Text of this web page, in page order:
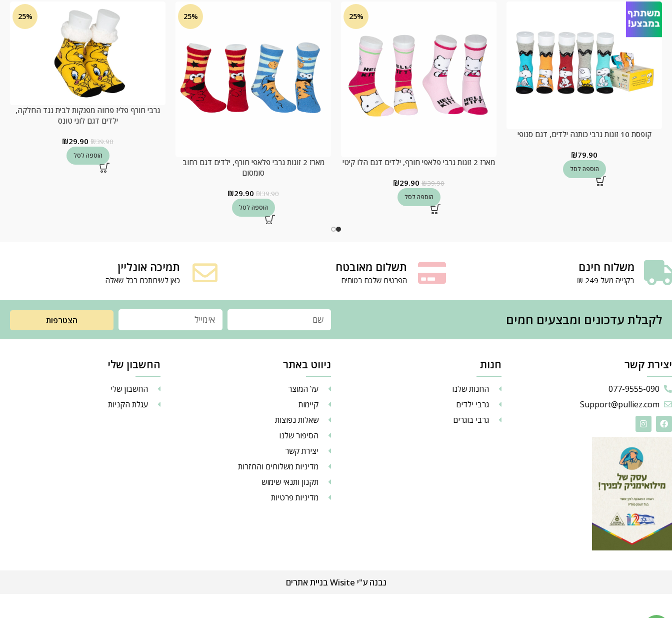
קופסת 10 זוגות גרבי כותנה ילדים, דגם סנופי
₪79.90
הוספה לסל
25%
מארז 2 זוגות גרבי פלאפי חורף, ילדים דגם הלו קיטי
₪39.90
₪29.90
הוספה לסל
25%
מארז 2 זוגות גרבי פלאפי חורף, ילדים דגם רחוב
סומסום
₪39.90
₪29.90
הוספה לסל
25%
גרבי חורף פליז פרווה מפנקות לבית נגד החלקה,
ילדים דגם לוני טונס
₪39.90
₪29.90
הוספה לסל
משלוח חינם
בקנייה מעל 249 ₪
תשלום מאובטח
הפרטים שלכם בטוחים
תמיכה אונליין
כאן לשירותכם בכל שאלה
לקבלת עדכונים ומבצעים חמים הצטרפות
יצירת קשר
077-9555-090
Support@pulliez.com
חנות
החנות שלנו
גרבי ילדים
גרבי בוגרים
ניווט באתר
על המוצר
קיימות
שאלות נפוצות
הסיפור שלנו
יצירת קשר
מדיניות משלוחים והחזרות
תקנון ותנאי שימוש
מדיניות פרטיות
החשבון שלי
החשבון שלי
עגלת הקניות
נבנה ע"י Wisite בניית אתרים